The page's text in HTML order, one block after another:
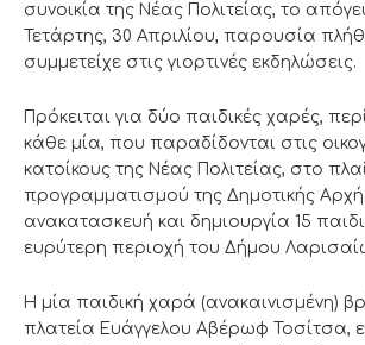
συνοικία της Νέας Πολιτείας, το
Τετάρτης, 30 Απριλίου, παρουσία
συμμετείχε στις γιορτινές εκδηλώσεις.
Πρόκειται για δύο παιδικές χαρές,
κάθε μία, που παραδίδονται στις
κατοίκους της Νέας Πολιτείας, στο
προγραμματισμού της Δημοτικής
ανακατασκευή και δημιουργία 15
ευρύτερη περιοχή του Δήμου
Η μία παιδική χαρά (ανακαινισμένη)
πλατεία Ευάγγελου Αβέρωφ Τοσίτσα,